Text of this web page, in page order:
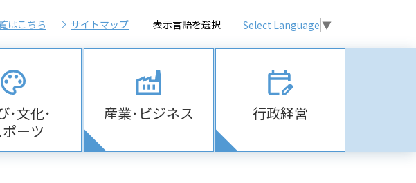
はこちら サイトマップ 表示言語を選択 Select Language ▼
･文化･
ーツ
産業･ビジネス 行政経営